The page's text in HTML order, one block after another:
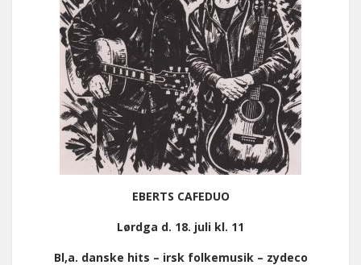
EBERTS CAFEDUO
Lørdga d. 18. juli kl. 11
Bl,a. danske hits – irsk folkemusik – zydeco